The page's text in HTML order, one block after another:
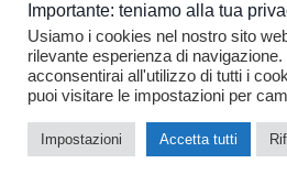
© 2017 De Donno - Tutti i diritti
sviluppo: Consolidati | web e
Importante: teniamo alla tua
Usiamo i cookies nel nostro sito
rilevante esperienza di
acconsentirai all'utilizzo di tutti i
puoi visitare le impostazioni per
Impostazioni Accetta tutti